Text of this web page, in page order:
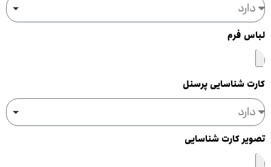
لباس فرم
کارت شناسایی پرسنل
تصویر کارت شناسایی